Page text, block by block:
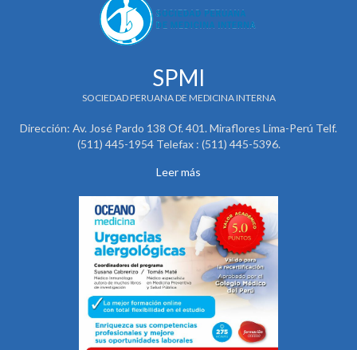
SPMI
SOCIEDAD PERUANA DE MEDICINA INTERNA
Dirección: Av. José Pardo 138 Of. 401. Miraflores Lima-Perú Telf.
(511) 445-1954 Telefax : (511) 445-5396.
Leer más